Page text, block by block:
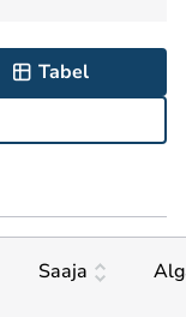
Tabel
Saaja